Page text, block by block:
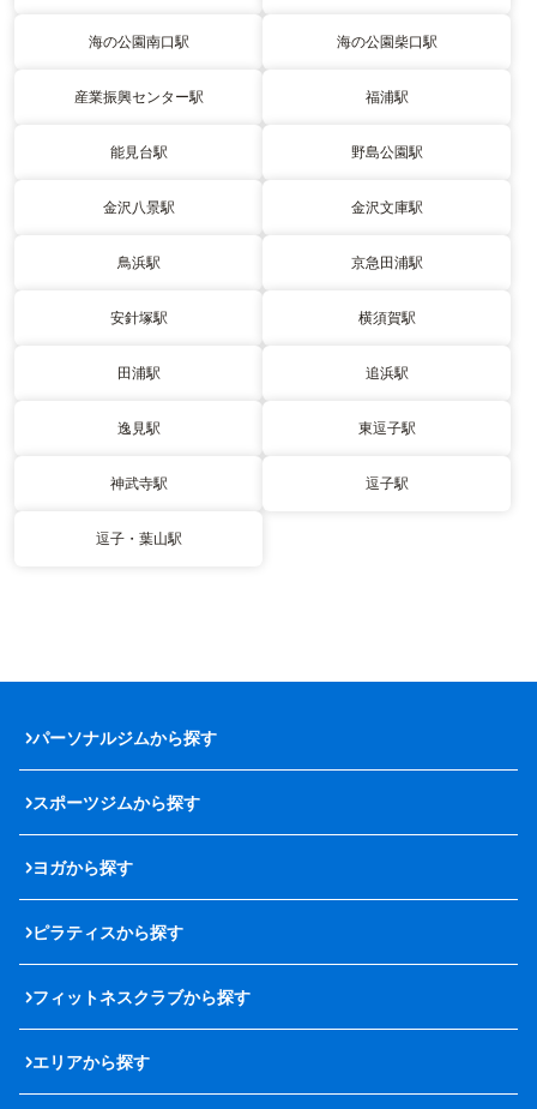
海の公園南口駅 海の公園柴口駅
産業振興センター駅 福浦駅
能見台駅 野島公園駅
金沢八景駅 金沢文庫駅
鳥浜駅 京急田浦駅
安針塚駅 横須賀駅
田浦駅 追浜駅
逸見駅 東逗子駅
神武寺駅 逗子駅
逗子・葉山駅
パーソナルジムから探す
スポーツジムから探す
ヨガから探す
ピラティスから探す
フィットネスクラブから探す
エリアから探す